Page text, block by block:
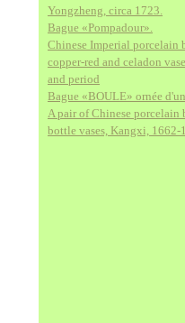
Yongzheng, circa 1723.
Bague «Pompadour».
Chinese Imperial porcelain
copper-red and celadon
and period
Bague «BOULE» ornée
A pair of Chinese
bottle vases, Kangxi, 1662-